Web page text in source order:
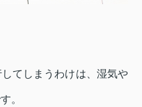
てしまうわけは、湿気や
。